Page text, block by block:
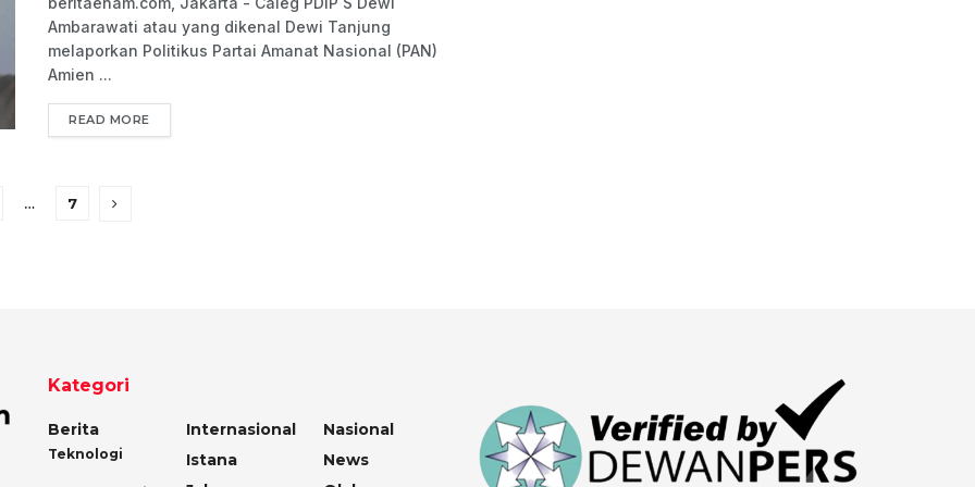
Ambarawati atau yang dikenal Dewi Tanjung
melaporkan Politikus Partai Amanat Nasional (PAN)
Amien ...
READ MORE
… 7
Kategori
Berita
Teknologi
Internasional
Istana
Nasional
News